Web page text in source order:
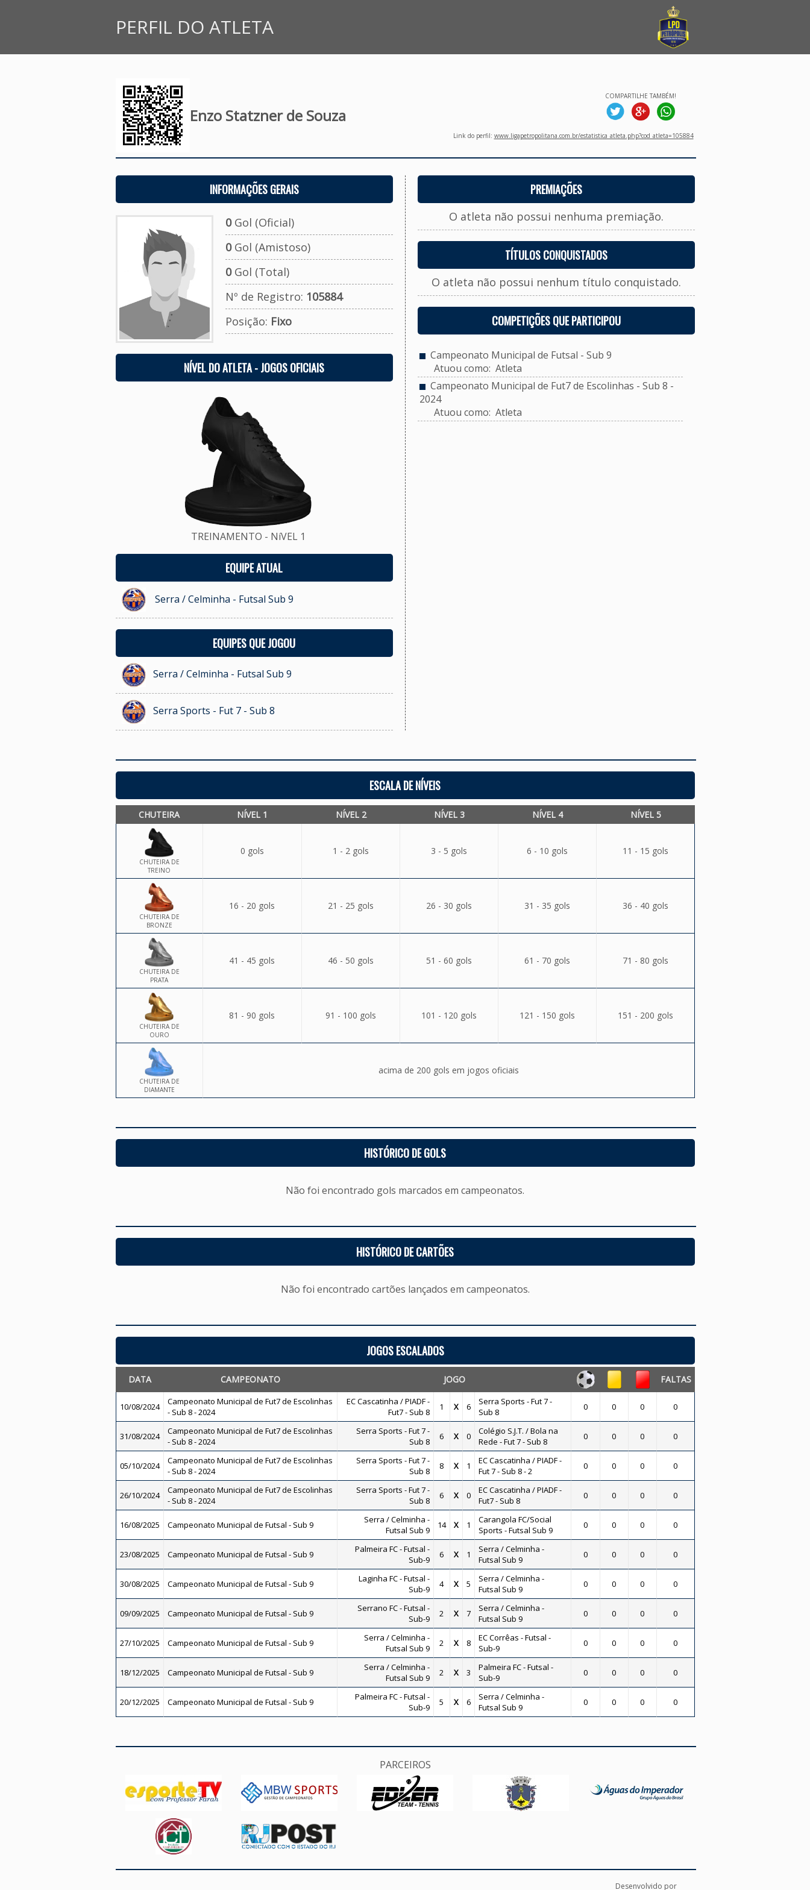
PERFIL DO ATLETA
Enzo Statzner de Souza
COMPARTILHE TAMBÉM!
Link do perfil: www.ligapetropolitana.com.br/estatistica_atleta.php?cod_atleta=105884
INFORMAÇÕES GERAIS
0Gol (Oficial)
0Gol (Amistoso)
0Gol (Total)
Nº de Registro: 105884
Posição: Fixo
NÍVEL DO ATLETA - JOGOS OFICIAIS
TREINAMENTO - NíVEL 1
EQUIPE ATUAL
Serra / Celminha - Futsal Sub 9
EQUIPES QUE JOGOU
Serra / Celminha - Futsal Sub 9
Serra Sports - Fut 7 - Sub 8
PREMIAÇÕES
O atleta não possui nenhuma premiação.
TÍTULOS CONQUISTADOS
O atleta não possui nenhum título conquistado.
COMPETIÇÕES QUE PARTICIPOU
Campeonato Municipal de Futsal - Sub 9
Atuou como: Atleta
Campeonato Municipal de Fut7 de Escolinhas - Sub 8 -
2024
Atuou como: Atleta
ESCALA DE NÍVEIS
CHUTEIRA NÍVEL 1 NÍVEL 2 NÍVEL 3 NÍVEL 4 NÍVEL 5
CHUTEIRA DE
TREINO
0 gols 1 - 2 gols 3 - 5 gols 6 - 10 gols 11 - 15 gols
CHUTEIRA DE
BRONZE
16 - 20 gols 21 - 25 gols 26 - 30 gols 31 - 35 gols 36 - 40 gols
CHUTEIRA DE
PRATA
41 - 45 gols 46 - 50 gols 51 - 60 gols 61 - 70 gols 71 - 80 gols
CHUTEIRA DE
OURO
81 - 90 gols 91 - 100 gols 101 - 120 gols 121 - 150 gols 151 - 200 gols
CHUTEIRA DE
DIAMANTE
acima de 200 gols em jogos oficiais
HISTÓRICO DE GOLS
Não foi encontrado gols marcados em campeonatos.
HISTÓRICO DE CARTÕES
Não foi encontrado cartões lançados em campeonatos.
JOGOS ESCALADOS
DATA CAMPEONATO JOGO FALTAS
10/08/2024
Campeonato Municipal de Fut7 de Escolinhas
- Sub 8 - 2024
EC Cascatinha / PIADF -
Fut7 - Sub 8
1 X 6
Serra Sports - Fut 7 -
Sub 8
0 0 0 0
31/08/2024
Campeonato Municipal de Fut7 de Escolinhas
- Sub 8 - 2024
Serra Sports - Fut 7 -
Sub 8
6 X 0
Colégio S.J.T. / Bola na
Rede - Fut 7 - Sub 8
0 0 0 0
05/10/2024
Campeonato Municipal de Fut7 de Escolinhas
- Sub 8 - 2024
Serra Sports - Fut 7 -
Sub 8
8 X 1
EC Cascatinha / PIADF -
Fut 7 - Sub 8 - 2
0 0 0 0
26/10/2024
Campeonato Municipal de Fut7 de Escolinhas
- Sub 8 - 2024
Serra Sports - Fut 7 -
Sub 8
6 X 0
EC Cascatinha / PIADF -
Fut7 - Sub 8
0 0 0 0
16/08/2025 Campeonato Municipal de Futsal - Sub 9
Serra / Celminha -
Futsal Sub 9
14 X 1
Carangola FC/Social
Sports - Futsal Sub 9
0 0 0 0
23/08/2025 Campeonato Municipal de Futsal - Sub 9
Palmeira FC - Futsal -
Sub-9
6 X 1
Serra / Celminha -
Futsal Sub 9
0 0 0 0
30/08/2025 Campeonato Municipal de Futsal - Sub 9
Laginha FC - Futsal -
Sub-9
4 X 5
Serra / Celminha -
Futsal Sub 9
0 0 0 0
09/09/2025 Campeonato Municipal de Futsal - Sub 9
Serrano FC - Futsal -
Sub-9
2 X 7
Serra / Celminha -
Futsal Sub 9
0 0 0 0
27/10/2025 Campeonato Municipal de Futsal - Sub 9
Serra / Celminha -
Futsal Sub 9
2 X 8
EC Corrêas - Futsal -
Sub-9
0 0 0 0
18/12/2025 Campeonato Municipal de Futsal - Sub 9
Serra / Celminha -
Futsal Sub 9
2 X 3
Palmeira FC - Futsal -
Sub-9
0 0 0 0
20/12/2025 Campeonato Municipal de Futsal - Sub 9
Palmeira FC - Futsal -
Sub-9
5 X 6
Serra / Celminha -
Futsal Sub 9
0 0 0 0
PARCEIROS
Desenvolvido por